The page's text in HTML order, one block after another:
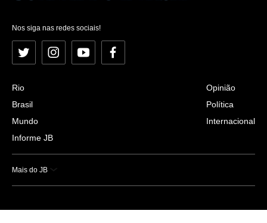
Nos siga nas redes sociais!
Twitter InstagramYouTubeFacebook
Rio
Brasil
Mundo
Informe JB
Opinião
Política
Internacional
Mais do JB
Esportes